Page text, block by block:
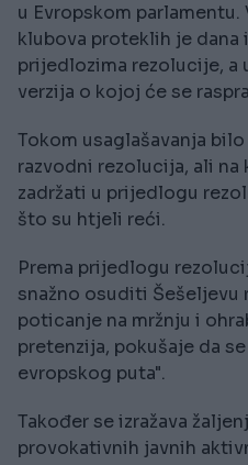
u Evropskom
klubova proteklih je
prijedlozima rezolucije, a
verzija o kojoj će se
Tokom usaglašavanja
razvodni rezolucija, ali
zadržati u prijedlogu
što su htjeli reći.
Prema prijedlogu
snažno osuditi
poticanje na mržnju i
pretenzija, pokušaje da
evropskog puta".
Također se izražava
provokativnih javnih